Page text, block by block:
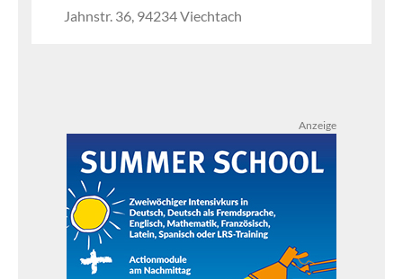
Jahnstr. 36, 94234 Viechtach
Anzeige